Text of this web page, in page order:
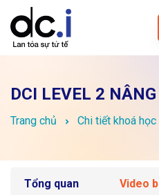
DCI LEVEL 2
Trang chủ Chi tiết khoá học
Tổng quan Video